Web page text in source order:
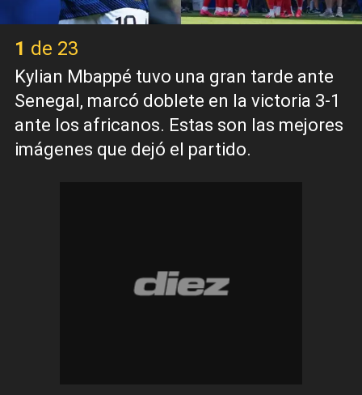
1 de 23
Kylian Mbappé tuvo una gran tarde ante
Senegal, marcó doblete en la victoria 3-1
ante los africanos. Estas son las mejores
imágenes que dejó el partido.